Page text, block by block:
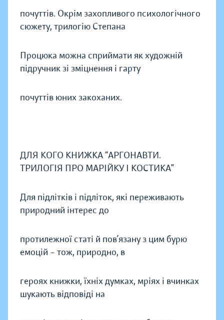
почуттів. Окрім захопливого психологічного
сюжету, трилогію Степана
Процюка можна сприймати як художній
підручник зі зміцнення і гарту
почуттів юних закоханих.
ДЛЯ КОГО КНИЖКА “АРГОНАВТИ.
ТРИЛОГІЯ ПРО МАРІЙКУ І КОСТИКА”
Для підлітків і підліток, які переживають
природний інтерес до
протилежної статі й пов’язану з цим бурю
емоцій – тож, природно, в
героях книжки, їхніх думках, мріях і вчинках
шукають відповіді на